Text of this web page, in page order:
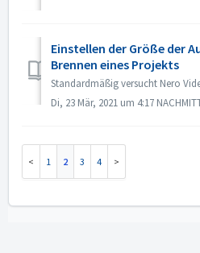
Einstellen der Größe der
Brennen eines Projekts
Di, 23 Mär, 2021 um 4:17
1 2 3 4